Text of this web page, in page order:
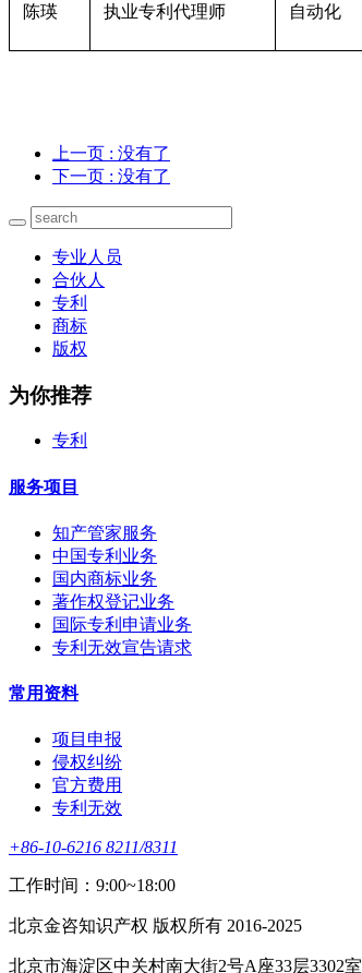
陈瑛 执业专利代理师 自动化
上一页 : 没有了
下一页 : 没有了
专业人员
合伙人
专利
商标
版权
为你推荐
专利
服务项目
知产管家服务
中国专利业务
国内商标业务
著作权登记业务
国际专利申请业务
专利无效宣告请求
常用资料
项目申报
侵权纠纷
官方费用
专利无效
+86-10-6216 8211/8311
工作时间：9:00~18:00
北京金咨知识产权 版权所有 2016-2025
北京市海淀区中关村南大街2号A座33层3302室